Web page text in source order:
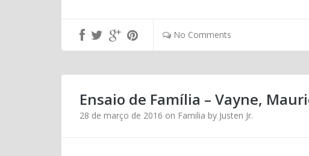
No Comments
Ensaio de Família – Vayne,
28 de março de 2016 on Familia by Justen Jr.